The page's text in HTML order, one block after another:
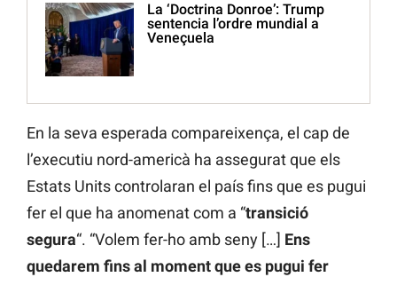
La ‘Doctrina Donroe’: Trump
sentencia l’ordre mundial a
Veneçuela
En la seva esperada compareixença, el cap de
l’executiu nord-americà ha assegurat que els
Estats Units controlaran el país fins que es pugui
fer el que ha anomenat com a “transició
segura“. “Volem fer-ho amb seny […] Ens
quedarem fins al moment que es pugui fer